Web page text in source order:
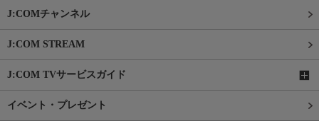
J:COMチャンネル
J:COM STREAM
J:COM TVサービスガイド
イベント・プレゼント